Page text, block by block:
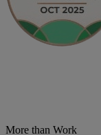
More than Work